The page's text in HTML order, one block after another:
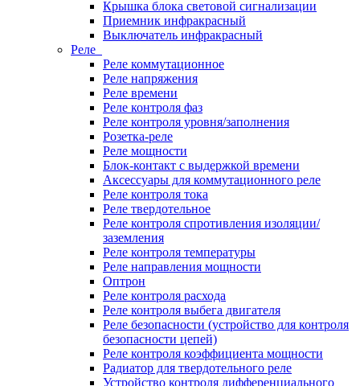
Крышка блока световой сигнализации
Приемник инфракрасный
Выключатель инфракрасный
Реле
Реле коммутационное
Реле напряжения
Реле времени
Реле контроля фаз
Реле контроля уровня/заполнения
Розетка-реле
Реле мощности
Блок-контакт с выдержкой времени
Аксессуары для коммутационного реле
Реле контроля тока
Реле твердотельное
Реле контроля спротивления изоляции/
заземления
Реле контроля температуры
Реле направления мощности
Оптрон
Реле контроля расхода
Реле контроля выбега двигателя
Реле безопасности (устройство для контроля
безопасности цепей)
Реле контроля коэффициента мощности
Радиатор для твердотельного реле
Устройство контроля дифференциального